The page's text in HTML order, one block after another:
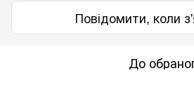
Повідомити, коли
До